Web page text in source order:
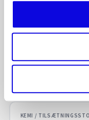
KEMI /
Oxalsyre
afrensning og proces.
håndtering. Få B2B-
KEMI /